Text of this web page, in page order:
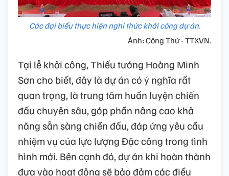
Các đại biểu thực hiện nghi thức khởi công dự án.
Ảnh: Công Thử - TTXVN.
Tại lễ khởi công, Thiếu tướng Hoàng Minh
Sơn cho biết, đây là dự án có ý nghĩa rất
quan trọng, là trung tâm huấn luyện chiến
đấu chuyên sâu, góp phần nâng cao khả
năng sẵn sàng chiến đấu, đáp ứng yêu cầu
nhiệm vụ của lực lượng Đặc công trong tình
hình mới. Bên cạnh đó, dự án khi hoàn thành
đưa vào hoạt động sẽ bảo đảm các điều